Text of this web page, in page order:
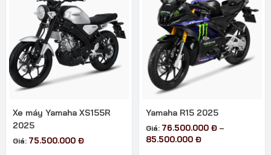
Xe máy Yamaha XS155R
2025
Giá: 75.500.000 Đ
Yamaha R15 2025
Giá: 76.500.000 Đ –
85.500.000 ĐKhoảng